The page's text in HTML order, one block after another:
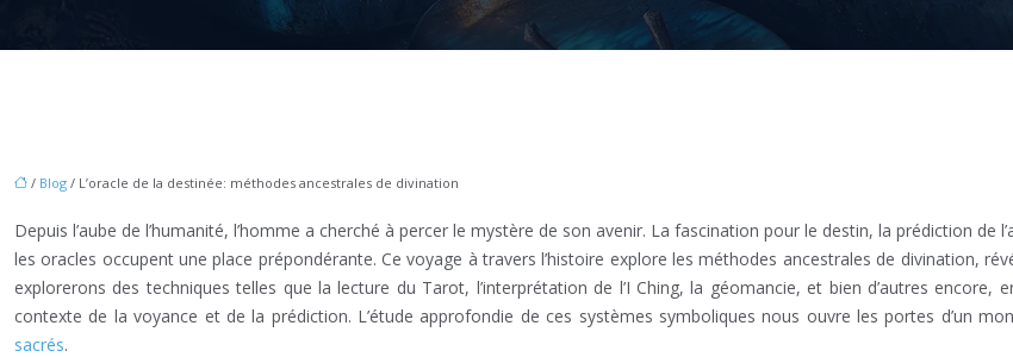
/ Blog / L’oracle de la destinée: méthodes ancestrales de divination
Depuis l’aube de l’humanité, l’homme a cherché à percer le mystère de son avenir. La fascination pour le destin, la prédiction
les oracles occupent une place prépondérante. Ce voyage à travers l’histoire explore les méthodes ancestrales de divination,
explorerons des techniques telles que la lecture du Tarot, l’interprétation de l’I Ching, la géomancie, et bien d’autres
contexte de la voyance et de la prédiction. L’étude approfondie de ces systèmes symboliques nous ouvre les portes d’un
sacrés.